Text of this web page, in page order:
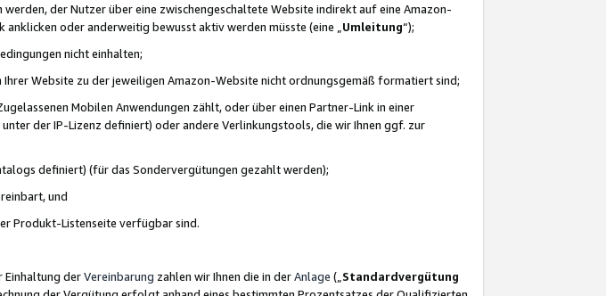
der Nutzer über eine zwischengeschaltete Website indirekt auf eine Amazon-
oder anderweitig bewusst aktiv werden müsste (eine „ Umleitung“);
nicht einhalten;
Website zu der jeweiligen Amazon-Website nicht ordnungsgemäß formatiert sind;
Mobilen Anwendungen zählt, oder über einen Partner-Link in einer
der IP-Lizenz definiert) oder andere Verlinkungstools, die wir Ihnen ggf. zur
definiert) (für das Sondervergütungen gezahlt werden);
und
Produkt-Listenseite verfügbar sind.
Einhaltung derVereinbarung zahlen wir Ihnen die in derAnlage („ Standardvergütung